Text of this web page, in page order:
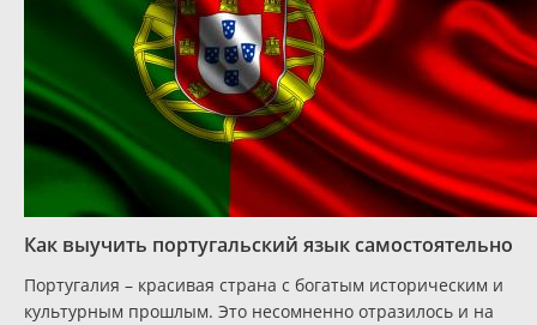
Как выучить португальский язык самостоятельно
Португалия – красивая страна с богатым историческим и
культурным прошлым. Это несомненно отразилось и на